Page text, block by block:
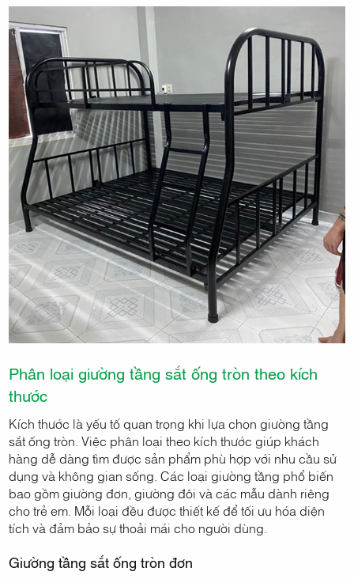
Phân loại giường tầng sắt ống tròn theo kích
thước
Kích thước là yếu tố quan trọng khi lựa chọn giường tầng
sắt ống tròn. Việc phân loại theo kích thước giúp khách
hàng dễ dàng tìm được sản phẩm phù hợp với nhu cầu sử
dụng và không gian sống. Các loại giường tầng phổ biến
bao gồm giường đơn, giường đôi và các mẫu dành riêng
cho trẻ em. Mỗi loại đều được thiết kế để tối ưu hóa diện
tích và đảm bảo sự thoải mái cho người dùng.
Giường tầng sắt ống tròn đơn